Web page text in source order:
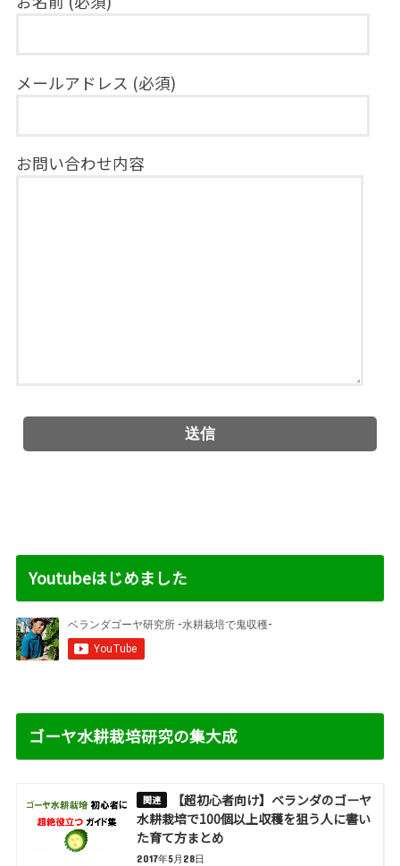
メールアドレス (必須)
お問い合わせ内容
Youtubeはじめました
ゴーヤ水耕栽培研究の集大成
【超初心者向け】ベランダのゴーヤ
水耕栽培で100個以上収穫を狙う人に書い
た育て方まとめ
2017年5月28日